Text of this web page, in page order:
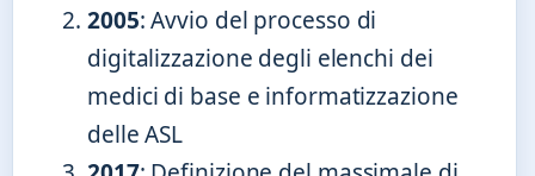
2005: Avvio del processo di
digitalizzazione degli elenchi dei
medici di base e informatizzazione
delle ASL